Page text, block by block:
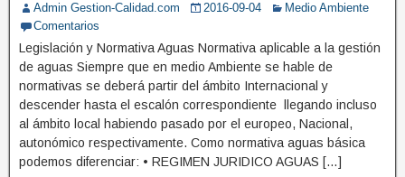
Admin Gestion-Calidad.com 2016-09-04
Medio Ambiente
Comentarios
Legislación y Normativa Aguas Normativa aplicable a la gestión
de aguas Siempre que en medio Ambiente se hable de
normativas se deberá partir del ámbito Internacional y
descender hasta el escalón correspondiente llegando incluso
al ámbito local habiendo pasado por el europeo, Nacional,
autonómico respectivamente. Como normativa aguas básica
podemos diferenciar: • REGIMEN JURIDICO AGUAS […]